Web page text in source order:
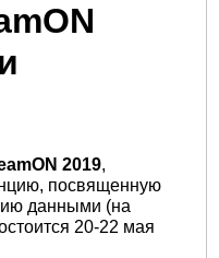
2019,
посвященную
данными (на
20-22 мая